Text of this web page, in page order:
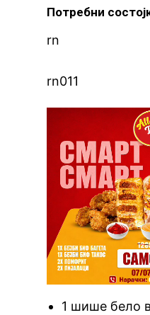
Потребни
rn
rn011
1 шише бело